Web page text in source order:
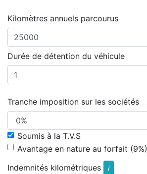
Kilomètres annuels parcourus
Durée de détention du véhicule
Tranche imposition sur les sociétés
Soumis à la T.V.S
Avantage en nature au forfait (9%)
Indemnités kilométriques i